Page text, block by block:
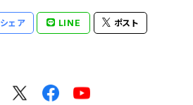
シェア LINE ポスト